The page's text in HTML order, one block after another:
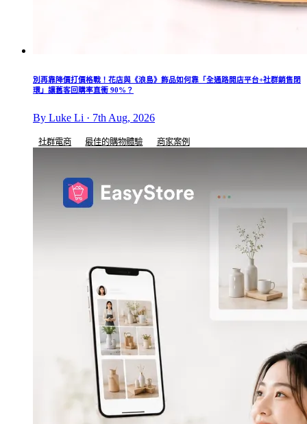
別再靠降價打價格戰！花店與《浪島》飾品如何靠「全通路開店平台+社群銷售閉
環」讓舊客回購率直衝 90%？
By Luke Li · 7th Aug, 2026
社群電商 最佳的購物體驗 商家案例